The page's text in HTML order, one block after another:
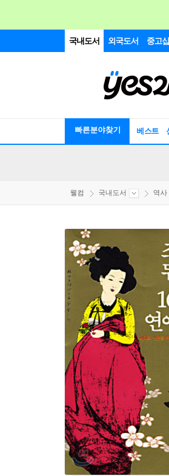
국내도서 외국도서 중고샵
빠른분야찾기 베스트
웰컴 국내도서 역사